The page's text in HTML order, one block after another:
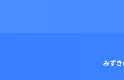
みず